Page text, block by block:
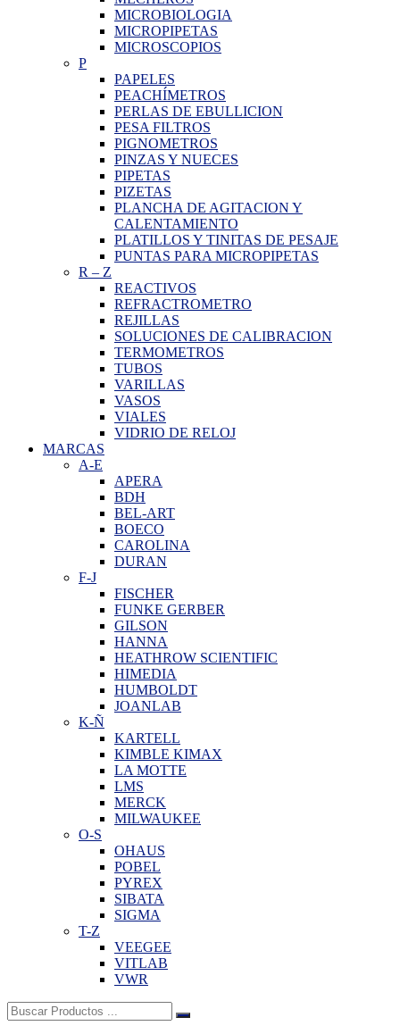
MICROBIOLOGIA
MICROPIPETAS
MICROSCOPIOS
P
PAPELES
PEACHÍMETROS
PERLAS DE EBULLICION
PESA FILTROS
PIGNOMETROS
PINZAS Y NUECES
PIPETAS
PIZETAS
PLANCHA DE AGITACION Y
CALENTAMIENTO
PLATILLOS Y TINITAS DE PESAJE
PUNTAS PARA MICROPIPETAS
R – Z
REACTIVOS
REFRACTROMETRO
REJILLAS
SOLUCIONES DE CALIBRACION
TERMOMETROS
TUBOS
VARILLAS
VASOS
VIALES
VIDRIO DE RELOJ
MARCAS
A-E
APERA
BDH
BEL-ART
BOECO
CAROLINA
DURAN
F-J
FISCHER
FUNKE GERBER
GILSON
HANNA
HEATHROW SCIENTIFIC
HIMEDIA
HUMBOLDT
JOANLAB
K-Ñ
KARTELL
KIMBLE KIMAX
LA MOTTE
LMS
MERCK
MILWAUKEE
O-S
OHAUS
POBEL
PYREX
SIBATA
SIGMA
T-Z
VEEGEE
VITLAB
VWR
Buscar: